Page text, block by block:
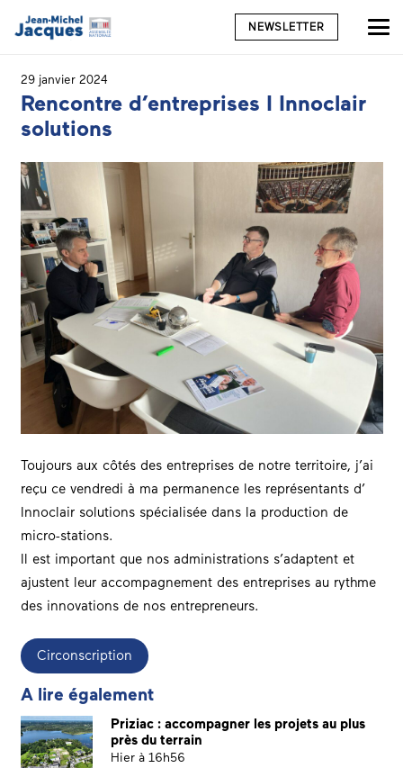
NEWSLETTER
29 janvier 2024
Rencontre d’entreprises I Innoclair
solutions
Toujours aux côtés des entreprises de notre territoire, j’ai
reçu ce vendredi à ma permanence les représentants d’
Innoclair solutionsspécialisée dans la production de
micro-stations.
Il est important que nos administrations s’adaptent et
ajustent leur accompagnement des entreprises au rythme
des innovations de nos entrepreneurs.
Circonscription
A lire également
Priziac : accompagner les projets au plus
près du terrain
Hier à 16h56